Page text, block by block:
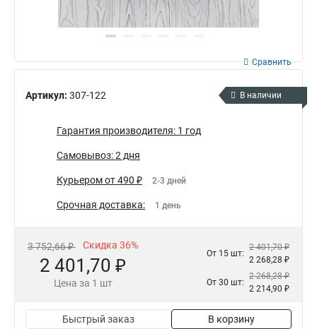
Артикул: 307-122
Сравнить
В наличии
Гарантия производителя: 1 год
Самовывоз: 2 дня
Курьером от 490 ₽ 2-3 дней
Срочная доставка: 1 день
3 752,66 ₽ Скидка 36%
2 401,70 ₽
Цена за 1 шт
От 15 шт:
2 401,70 ₽
2 268,28 ₽
От 30 шт:
2 268,28 ₽
2 214,90 ₽
Быстрый заказ В корзину